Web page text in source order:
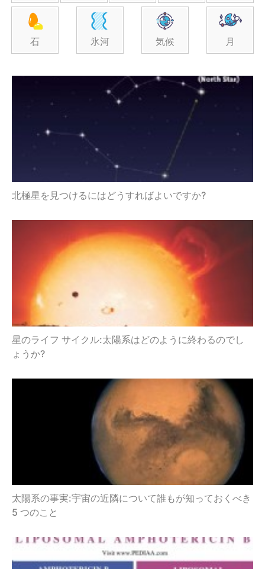
石 氷河 気候 月
北極星を見つけるにはどうすればよいですか?
星のライフ サイクル:太陽系はどのように終わるのでし
ょうか?
太陽系の事実:宇宙の近隣について誰もが知っておくべき
5 つのこと